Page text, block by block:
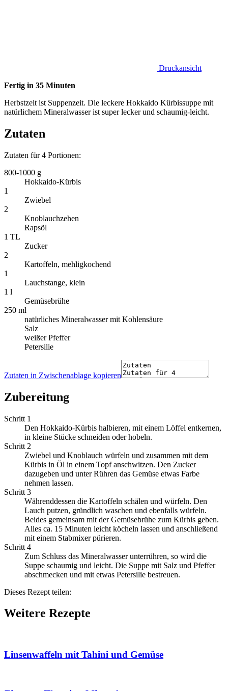
Druckansicht
Fertig in 35 Minuten
Herbstzeit ist Suppenzeit. Die leckere Hokkaido Kürbissuppe mit
natürlichem Mineralwasser ist super lecker und schaumig-leicht.
Zutaten
Zutaten für 4 Portionen:
800-1000 g
Hokkaido-Kürbis
1
Zwiebel
2
Knoblauchzehen
Rapsöl
1 TL
Zucker
2
Kartoffeln, mehligkochend
1
Lauchstange, klein
1 l
Gemüsebrühe
250 ml
natürliches Mineralwasser mit Kohlensäure
Salz
weißer Pfeffer
Petersilie
Zutaten in Zwischenablage kopieren
Zubereitung
Schritt 1
Den Hokkaido-Kürbis halbieren, mit einem Löffel entkernen,
in kleine Stücke schneiden oder hobeln.
Schritt 2
Zwiebel und Knoblauch würfeln und zusammen mit dem
Kürbis in Öl in einem Topf anschwitzen. Den Zucker
dazugeben und unter Rühren das Gemüse etwas Farbe
nehmen lassen.
Schritt 3
Währenddessen die Kartoffeln schälen und würfeln. Den
Lauch putzen, gründlich waschen und ebenfalls würfeln.
Beides gemeinsam mit der Gemüsebrühe zum Kürbis geben.
Alles ca. 15 Minuten leicht köcheln lassen und anschließend
mit einem Stabmixer pürieren.
Schritt 4
Zum Schluss das Mineralwasser unterrühren, so wird die
Suppe schaumig und leicht. Die Suppe mit Salz und Pfeffer
abschmecken und mit etwas Petersilie bestreuen.
Dieses Rezept teilen:
Weitere Rezepte
Linsenwaffeln mit Tahini und Gemüse